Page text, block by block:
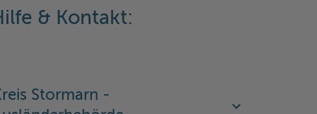
& Kontakt:
Stormarn -